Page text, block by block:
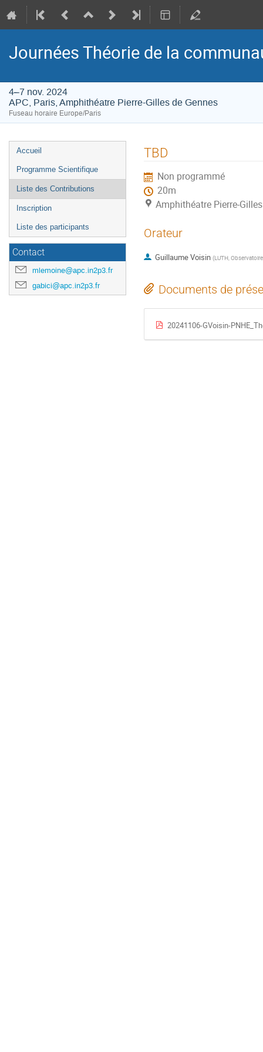
Journées Théorie de la
4–7 nov. 2024
APC, Paris, Amphithéatre Pierre-Gilles de Gennes
Fuseau horaire Europe/Paris
Menu
de
l'événement
Accueil
Programme Scientifique
Liste des Contributions
Inscription
Liste des participants
Contact
mlemoine@apc.in2p3.fr
gabici@apc.in2p3.fr
TBD
Non programmé
20m
Amphithéatre Pierre-
Orateur
Guillaume Voisin (LUTH,
Documents de
20241106-GVoisin-